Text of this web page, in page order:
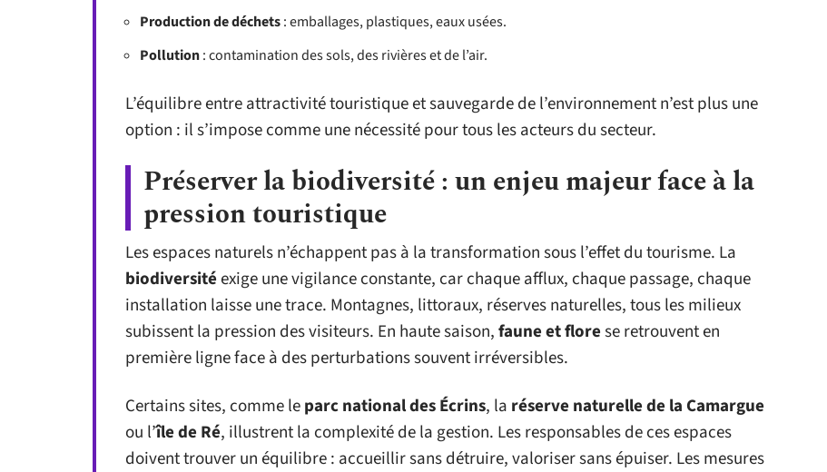
Production de déchets: emballages, plastiques, eaux usées.
Pollution: contamination des sols, des rivières et de l’air.
L’équilibre entre attractivité touristique et sauvegarde de l’environnement n’est plus une
option : il s’impose comme une nécessité pour tous les acteurs du secteur.
Préserver la biodiversité : un enjeu majeur face à la
pression touristique
Les espaces naturels n’échappent pas à la transformation sous l’effet du tourisme. La
biodiversitéexige une vigilance constante, car chaque afflux, chaque passage, chaque
installation laisse une trace. Montagnes, littoraux, réserves naturelles, tous les milieux
subissent la pression des visiteurs. En haute saison,faune et florese retrouvent en
première ligne face à des perturbations souvent irréversibles.
Certains sites, comme leparc national des Écrins, la réserve naturelle de la Camargue
ou l’île de Ré, illustrent la complexité de la gestion. Les responsables de ces espaces
doivent trouver un équilibre : accueillir sans détruire, valoriser sans épuiser. Les mesures